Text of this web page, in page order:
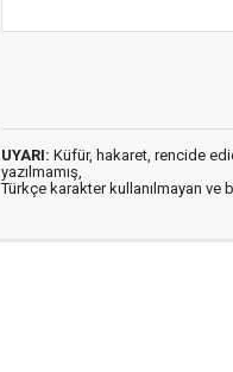
UYARI: Küfür, hakaret, rencide
yazılmamış,
Türkçe karakter kullanılmayan ve